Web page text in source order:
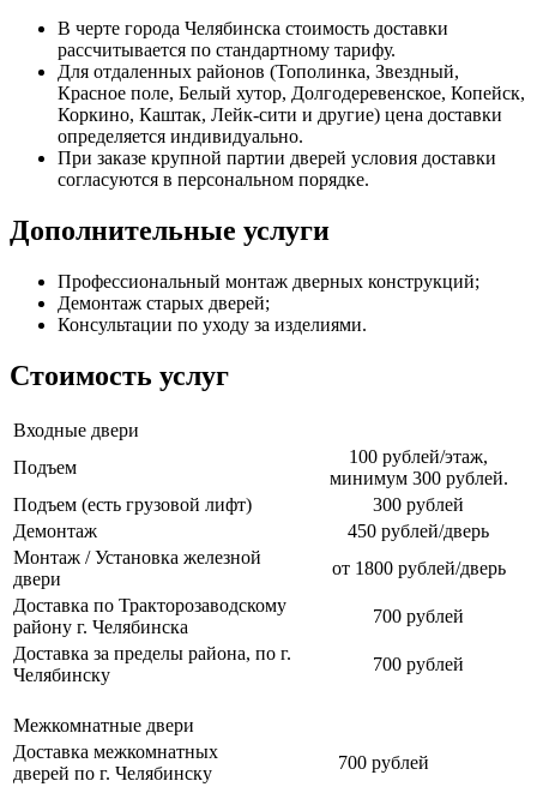
В черте города Челябинска стоимость доставки
рассчитывается по стандартному тарифу.
Для отдаленных районов (Тополинка, Звездный,
Красное поле, Белый хутор, Долгодеревенское, Копейск,
Коркино, Каштак, Лейк-сити и другие) цена доставки
определяется индивидуально.
При заказе крупной партии дверей условия доставки
согласуются в персональном порядке.
Дополнительные услуги
Профессиональный монтаж дверных конструкций;
Демонтаж старых дверей;
Консультации по уходу за изделиями.
Стоимость услуг
Входные двери
Подъем
100 рублей/этаж,
минимум 300 рублей.
Подъем (есть грузовой лифт)
300 рублей
Демонтаж
450 рублей/дверь
Монтаж / Установка железной
двери
от 1800 рублей/дверь
Доставка по Тракторозаводскому
району г. Челябинска
700 рублей
Доставка за пределы района, по г.
Челябинску
700 рублей
Межкомнатные двери
Доставка межкомнатных
дверей по г. Челябинску
700 рублей